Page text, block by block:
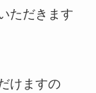
ただきます
けますの